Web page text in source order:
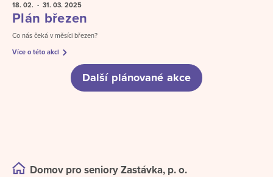
18. 02. - 31. 03. 2025
Plán březen
Co nás čeká v měsíci březen?
Více o této akci
Další plánované akce
Domov pro seniory Zastávka, p. o.